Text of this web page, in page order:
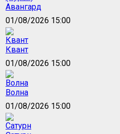
Авангард
01/08/2026 15:00
Квант
01/08/2026 15:00
Волна
01/08/2026 15:00